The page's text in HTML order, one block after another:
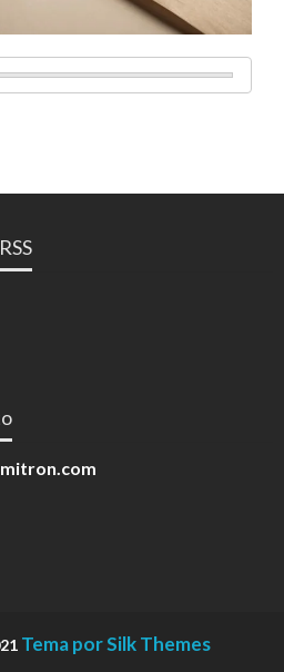
Tema por Silk Themes